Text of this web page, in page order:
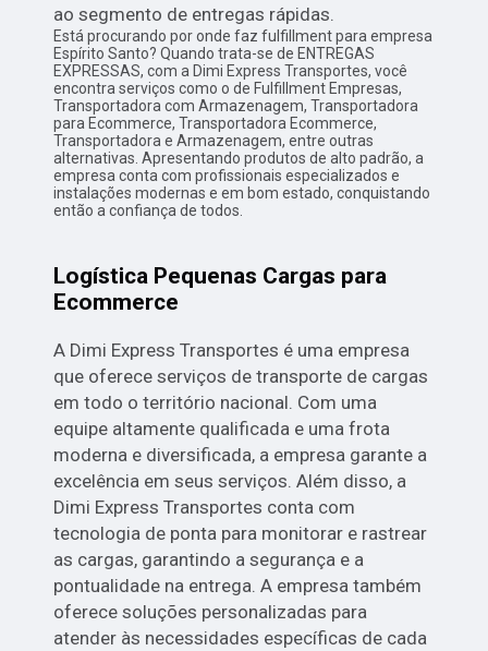
ao segmento de entregas rápidas.
Está procurando por onde faz fulfillment para empresa
Espírito Santo? Quando trata-se de ENTREGAS
EXPRESSAS, com a Dimi Express Transportes, você
encontra serviços como o de Fulfillment Empresas,
Transportadora com Armazenagem, Transportadora
para Ecommerce, Transportadora Ecommerce,
Transportadora e Armazenagem, entre outras
alternativas. Apresentando produtos de alto padrão, a
empresa conta com profissionais especializados e
instalações modernas e em bom estado, conquistando
então a confiança de todos.
Logística Pequenas Cargas para
Ecommerce
A Dimi Express Transportes é uma empresa
que oferece serviços de transporte de cargas
em todo o território nacional. Com uma
equipe altamente qualificada e uma frota
moderna e diversificada, a empresa garante a
excelência em seus serviços. Além disso, a
Dimi Express Transportes conta com
tecnologia de ponta para monitorar e rastrear
as cargas, garantindo a segurança e a
pontualidade na entrega. A empresa também
oferece soluções personalizadas para
atender às necessidades específicas de cada